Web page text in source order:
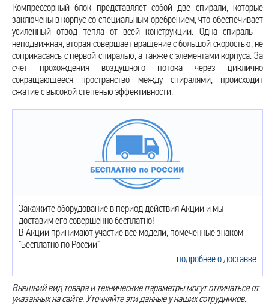
Компрессорный блок представляет собой две спирали, которые
заключены в корпус со специальным оребрением, что обеспечивает
усиленный отвод тепла от всей конструкции. Одна спираль –
неподвижная, вторая совершает вращение с большой скоростью, не
соприкасаясь с первой спиралью, а также с элементами корпуса. За
счет прохождения воздушного потока через циклично
сокращающееся пространство между спиралями, происходит
сжатие с высокой степенью эффективности.
Закажите оборудование в период действия Акции и мы
доставим его совершенно бесплатно!
В Акции принимают участие все модели, помеченные знаком
"Бесплатно по России"
подробнее о доставке
Внешний вид товара и технические параметры могут отличаться от
указанных на сайте. Уточняйте эти данные у наших сотрудников.